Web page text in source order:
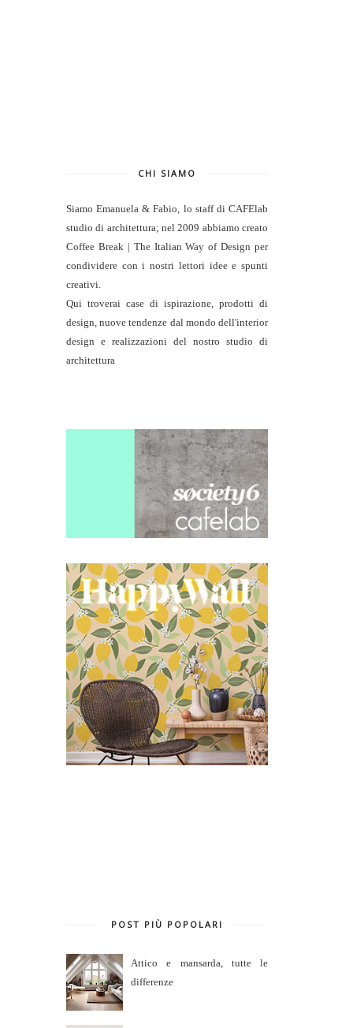
CHI SIAMO
Siamo Emanuela & Fabio, lo staff di CAFElab
studio di architettura; nel 2009 abbiamo creato
Coffee Break | The Italian Way of Design per
condividere con i nostri lettori idee e spunti
creativi.
Qui troverai case di ispirazione, prodotti di
design, nuove tendenze dal mondo dell'interior
design e realizzazioni del nostro studio di
architettura
POST PIÙ POPOLARI
Attico e mansarda, tutte le
differenze